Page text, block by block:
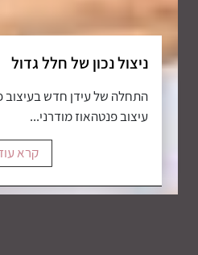
ניצול נכון של חלל גדול
התחלה של עידן חדש בעיצוב
עיצוב פנטהאוז מודרני...
קרא